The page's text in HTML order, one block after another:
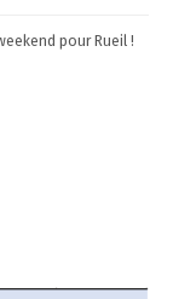
pour Rueil !